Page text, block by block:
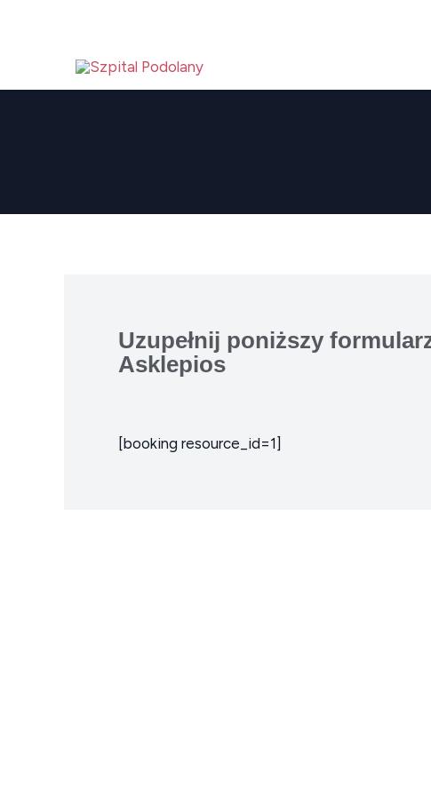
Uzupełnij poniższy
Asklepios
[booking resource_id=1]